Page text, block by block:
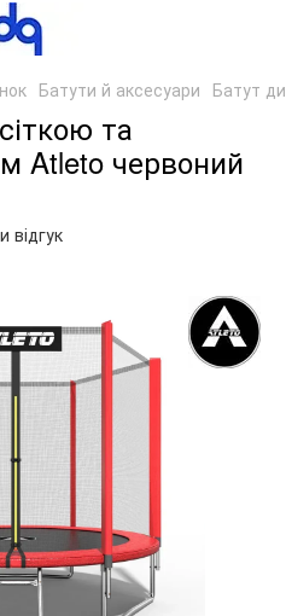
Батути й аксесуари Батут
та
Atleto червоний
відгук